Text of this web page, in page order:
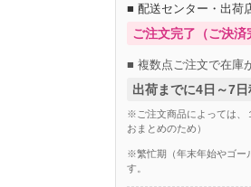
■ 配送センター・出荷
ご注文完了（ご決
■ 複数点ご注文で在庫
出荷までに4日～7日
※ご注文商品によっては、
おまとめのため）
※繁忙期（年末年始やゴー
す。